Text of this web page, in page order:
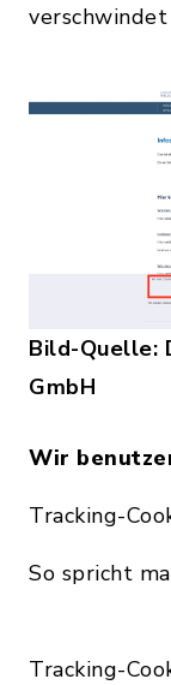
Bild-Quelle:
GmbH
Wir
Tracking-
So spricht
Tracking-